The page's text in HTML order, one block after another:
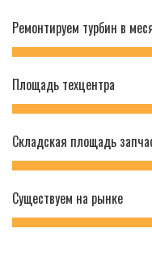
Ремонтируем турбин в
Площадь техцентра
Складская площадь
Существуем на рынке